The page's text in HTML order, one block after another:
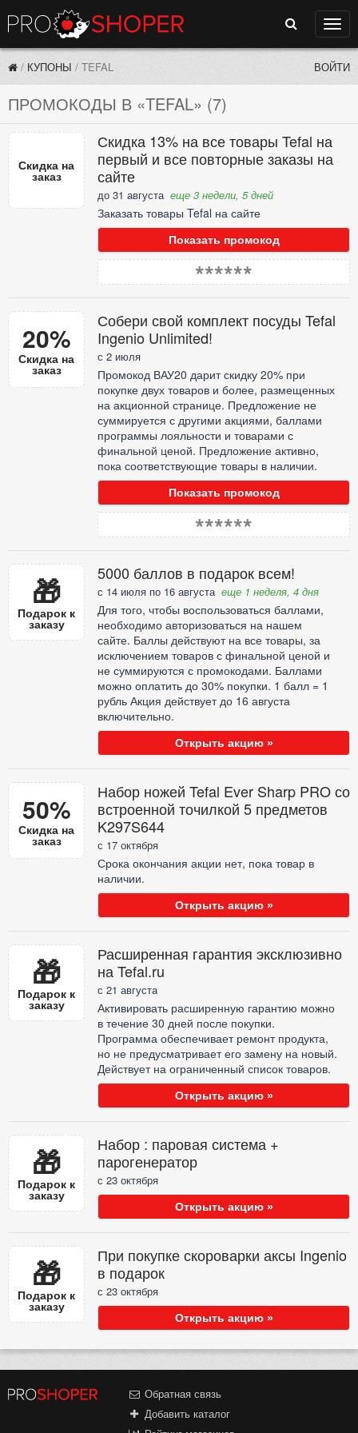
Поиск
/ КУПОНЫ / TEFAL ВОЙТИ
ПРОМОКОДЫ В «TEFAL» (7)
Скидка на
заказ
Скидка 13% на все товары Tefal на
первый и все повторные заказы на
сайте
до 31 августа еще 3 недели, 5 дней
Заказать товары Tefal на сайте
Показать промокод
******
20%
Скидка на
заказ
Собери свой комплект посуды Tefal
Ingenio Unlimited!
с 2 июля
Промокод ВАУ20 дарит скидку 20% при
покупке двух товаров и более, размещенных
на акционной странице. Предложение не
суммируется с другими акциями, баллами
программы лояльности и товарами с
финальной ценой. Предложение активно,
пока соответствующие товары в наличии.
Показать промокод
******
🎁
Подарок к
заказу
5000 баллов в подарок всем!
с 14 июля по 16 августа еще 1 неделя, 4 дня
Для того, чтобы воспользоваться баллами,
необходимо авторизоваться на нашем
сайте. Баллы действуют на все товары, за
исключением товаров с финальной ценой и
не суммируются с промокодами. Баллами
можно оплатить до 30% покупки. 1 балл = 1
рубль Акция действует до 16 августа
включительно.
Открыть акцию »
50%
Скидка на
заказ
Набор ножей Tefal Ever Sharp PRO со
встроенной точилкой 5 предметов
K297S644
с 17 октября
Срока окончания акции нет, пока товар в
наличии.
Открыть акцию »
🎁
Подарок к
заказу
Расширенная гарантия эксклюзивно
на Tefal.ru
с 21 августа
Активировать расширенную гарантию можно
в течение 30 дней после покупки.
Программа обеспечивает ремонт продукта,
но не предусматривает его замену на новый.
Действует на ограниченный список товаров.
Открыть акцию »
🎁
Подарок к
заказу
Набор : паровая система +
парогенератор
с 23 октября
Открыть акцию »
🎁
Подарок к
заказу
При покупке скороварки аксы Ingenio
в подарок
с 23 октября
Открыть акцию »
Обратная связь
Добавить каталог